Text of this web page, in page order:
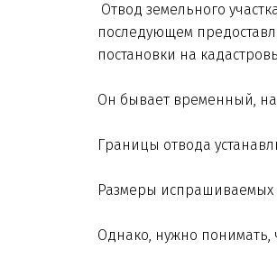
Отвод земельного
последующем
постановки на
Он бывает временный, на
Границы отвода
Размеры испрашиваемых
Однако, нужно понимать,